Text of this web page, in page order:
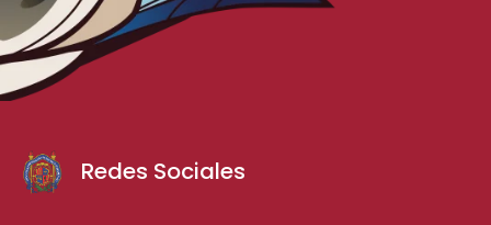
Redes Sociales